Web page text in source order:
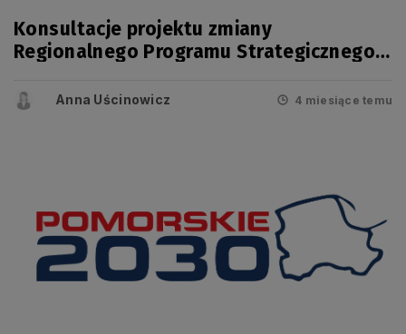
Konsultacje projektu zmiany
Regionalnego Programu Strategicznego
i wrażliwości społecznej
Anna Uścinowicz 4 miesiące temu